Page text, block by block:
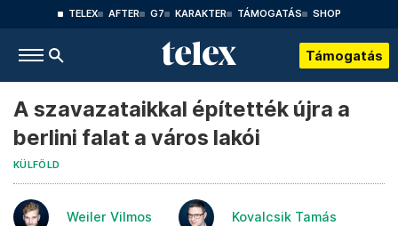
TELEX AFTER G7 KARAKTER TÁMOGATÁS SHOP
Támogatás
A szavazataikkal építették újra a
berlini falat a város lakói
KÜLFÖLD
Weiler Vilmos Kovalcsik Tamás